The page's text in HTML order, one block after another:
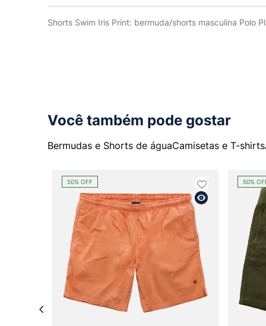
Shorts Swim Iris Print: bermuda/shorts masculina Polo
Você também pode gostar
Bermudas e Shorts de águaCamisetas e T-shirts
50% OFF 50%